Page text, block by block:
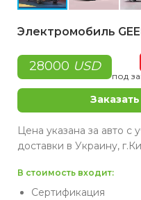
Электромобиль
28000 USD
под
Цена указана за авто с
доставки в Украину,
В стоимость входит:
Сертификация